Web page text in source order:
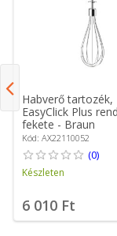
Habverő tartozék,
EasyClick Plus
fekete - Braun
Kód: AX22110052
(0)
Készleten
6 010 Ft